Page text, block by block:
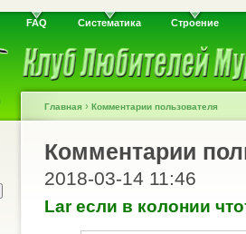
FAQ Систематика Строение
Главная › Комментарии пользователя
Комментарии
2018-03-14 11:46
Lar если в колонии